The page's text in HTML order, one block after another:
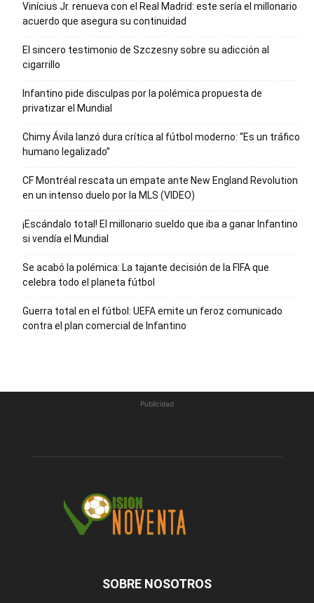
Vinícius Jr. renueva con el Real Madrid: este sería el millonario
acuerdo que asegura su continuidad
El sincero testimonio de Szczesny sobre su adicción al
cigarrillo
Infantino pide disculpas por la polémica propuesta de
privatizar el Mundial
Chimy Ávila lanzó dura crítica al fútbol moderno: “Es un tráfico
humano legalizado”
CF Montréal rescata un empate ante New England Revolution
en un intenso duelo por la MLS (VIDEO)
¡Escándalo total! El millonario sueldo que iba a ganar Infantino
si vendía el Mundial
Se acabó la polémica: La tajante decisión de la FIFA que
celebra todo el planeta fútbol
Guerra total en el fútbol: UEFA emite un feroz comunicado
contra el plan comercial de Infantino
Publicidad
SOBRE NOSOTROS